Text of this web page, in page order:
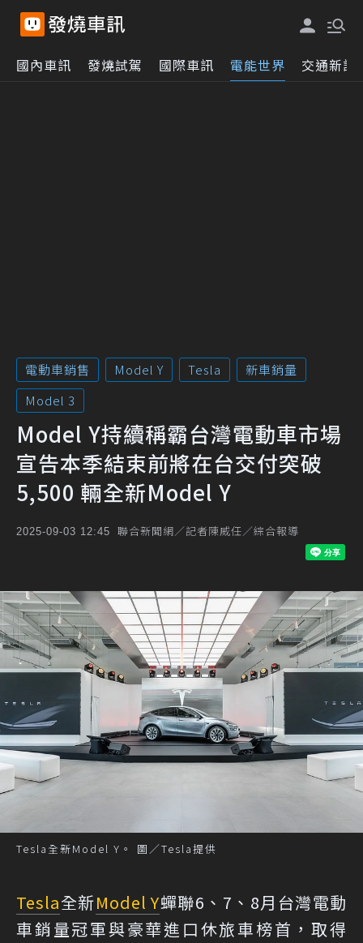
國內車訊 發燒試駕 國際車訊 電能世界 交通新訊
電動車銷售 Model Y Tesla
新車銷量
Model 3
Model Y持續稱霸台灣電動車市場
宣告本季結束前將在台交付突破
5,500 輛全新Model Y
2025-09-03 12:45 聯合新聞網／記者陳威任／綜合報導
Tesla全新Model Y。 圖／Tesla提供
Tesla全新Model Y蟬聯6、7、8月台灣電動
車銷量冠軍與豪華進口休旅車榜首，取得